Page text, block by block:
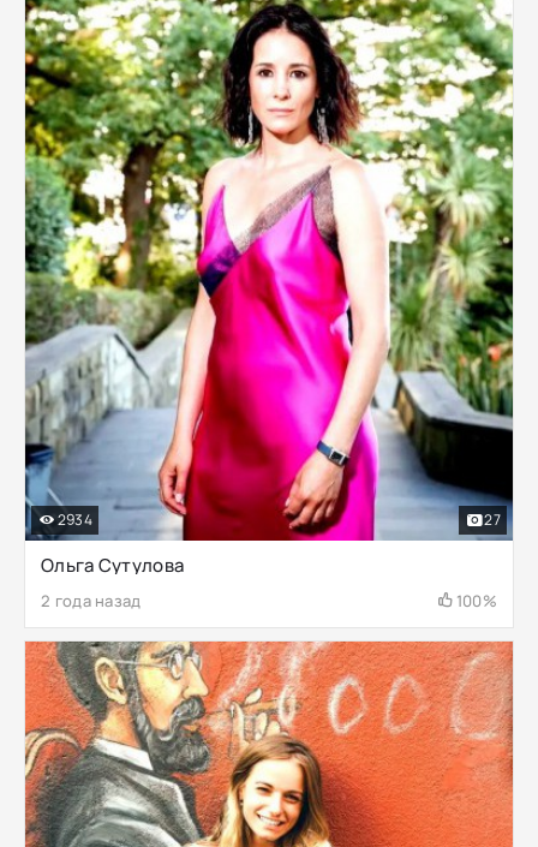
Ольга Сутулова
2 года назад 100%
2934 27